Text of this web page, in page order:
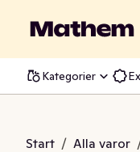
Kategorier
Start / Alla varor
Mellow Rose 420ml